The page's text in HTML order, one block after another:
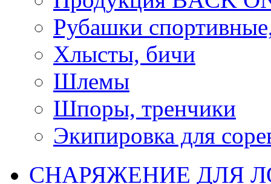
Рубашки
Хлысты, бичи
Шлемы
Шпоры, тренчики
Экипировка для
СНАРЯЖЕНИЕ ДЛЯ